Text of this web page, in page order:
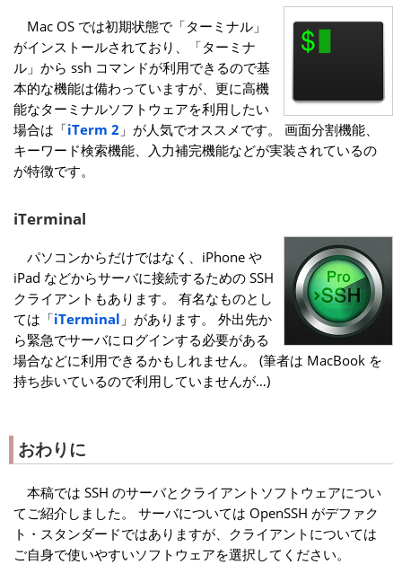
Mac OS では初期状態で「ターミナル」
がインストールされており、「ターミナ
ル」から ssh コマンドが利用できるので基
本的な機能は備わっていますが、更に高機
能なターミナルソフトウェアを利用したい
場合は「iTerm 2 」が人気でオススメです。 画面分割機能、
キーワード検索機能、入力補完機能などが実装されているの
が特徴です。
iTerminal
パソコンからだけではなく、iPhone や
iPad などからサーバに接続するための SSH
クライアントもあります。 有名なものとし
ては「iTerminal 」があります。 外出先か
ら緊急でサーバにログインする必要がある
場合などに利用できるかもしれません。 (筆者は MacBook を
持ち歩いているので利用していませんが…)
おわりに
本稿では SSH のサーバとクライアントソフトウェアについ
てご紹介しました。 サーバについては OpenSSH がデファク
ト・スタンダードではありますが、クライアントについては
ご自身で使いやすいソフトウェアを選択してください。